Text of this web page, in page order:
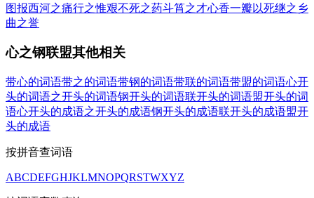
图报西河之痛行之惟艰不死之药斗筲之才心香一瓣以死继之 乡
曲之誉
心之钢联盟其他相关
带心的词语带之的词语带钢的词语带联的词语带盟的词语心开
头的词语之开头的词语钢开头的词语联开头的词语盟开头的词
语心开头的成语之开头的成语钢开头的成语联开头的成语盟开
头的成语
按拼音查词语
ABCDEFGHJKLMNOPQRSTWXYZ